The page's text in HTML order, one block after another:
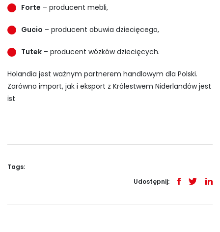
Forte – producent mebli,
Gucio – producent obuwia dziecięcego,
Tutek – producent wózków dziecięcych.
Holandia jest ważnym partnerem handlowym dla Polski.
Zarówno import, jak i eksport z Królestwem Niderlandów jest
ist
Tags:
Udostępnij: